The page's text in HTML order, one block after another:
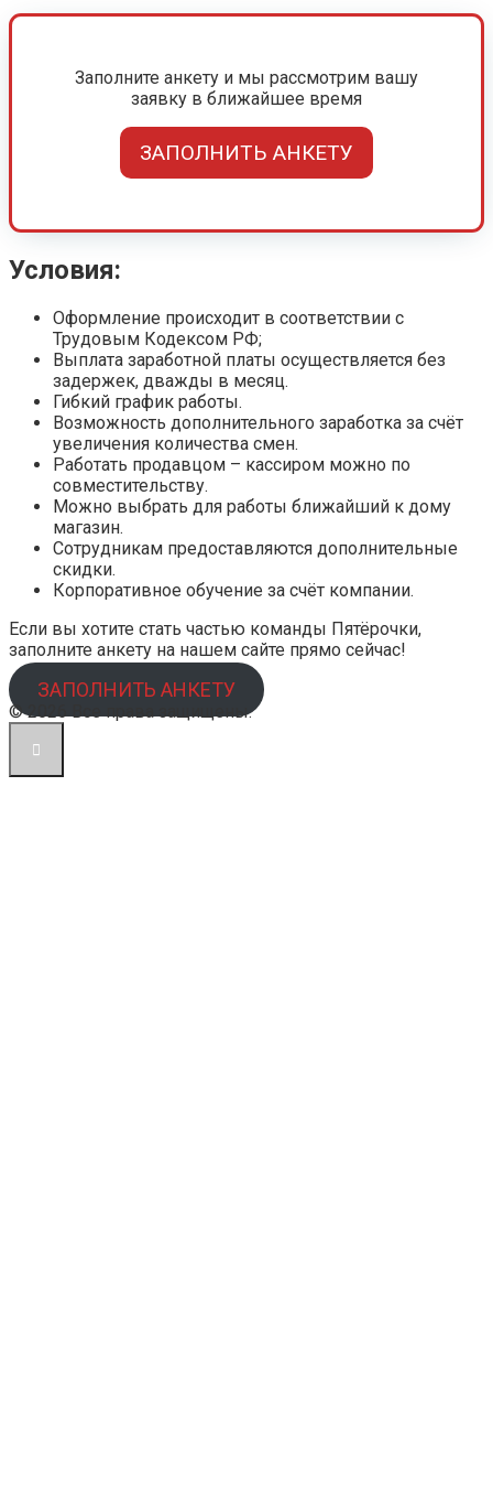
Заполните анкету и мы рассмотрим вашу
заявку в ближайшее время
ЗАПОЛНИТЬ АНКЕТУ
Условия:
Оформление происходит в соответствии с
Трудовым Кодексом РФ;
Выплата заработной платы осуществляется без
задержек, дважды в месяц.
Гибкий график работы.
Возможность дополнительного заработка за счёт
увеличения количества смен.
Работать продавцом – кассиром можно по
совместительству.
Можно выбрать для работы ближайший к дому
магазин.
Сотрудникам предоставляются дополнительные
скидки.
Корпоративное обучение за счёт компании.
Если вы хотите стать частью команды Пятёрочки,
заполните анкету на нашем сайте прямо сейчас!
ЗАПОЛНИТЬ АНКЕТУ
© 2026 Все права защищены.